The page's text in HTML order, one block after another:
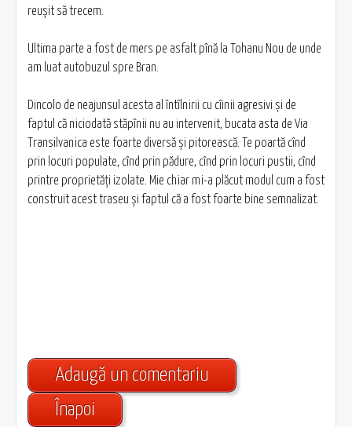
reușit să trecem.
Ultima parte a fost de mers pe asfalt pînă la Tohanu Nou de unde
am luat autobuzul spre Bran.
Dincolo de neajunsul acesta al întîlnirii cu cîinii agresivi și de
faptul că niciodată stăpînii nu au intervenit, bucata asta de Via
Transilvanica este foarte diversă și pitorească. Te poartă cînd
prin locuri populate, cînd prin pădure, cînd prin locuri pustii, cînd
printre proprietăți izolate. Mie chiar mi-a plăcut modul cum a fost
construit acest traseu și faptul că a fost foarte bine semnalizat.
Adaugă un comentariu
Înapoi